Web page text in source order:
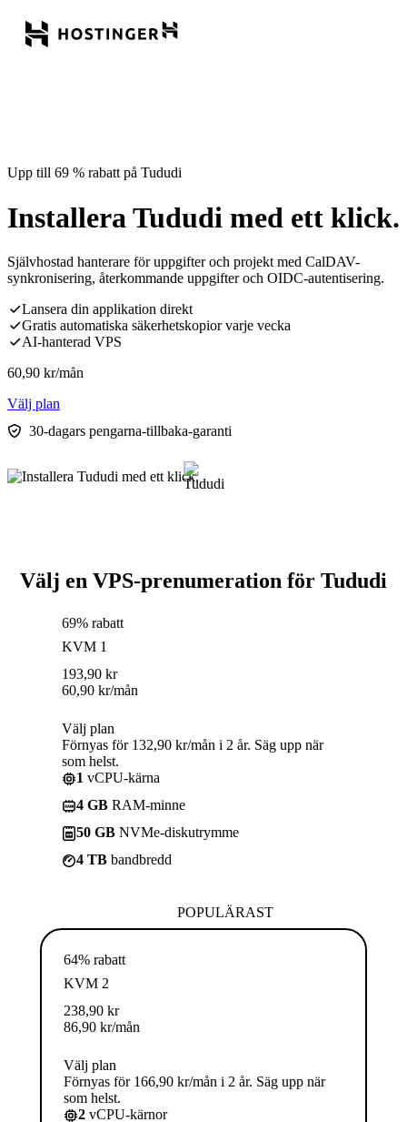
Upp till 69 % rabatt på Tududi
Installera Tududi med ett klick.
Självhostad hanterare för uppgifter och projekt med CalDAV-
synkronisering, återkommande uppgifter och OIDC-autentisering.
Lansera din applikation direkt
Gratis automatiska säkerhetskopior varje vecka
AI-hanterad VPS
60,90 kr/mån
Välj plan
30-dagars pengarna-tillbaka-garanti
Välj en VPS-prenumeration för Tududi
69% rabatt
KVM 1
193,90 kr
60,90 kr/mån
Välj plan
Förnyas för 132,90 kr/mån i 2 år. Säg upp när
som helst.
1 vCPU-kärna
4 GB RAM-minne
50 GB NVMe-diskutrymme
4 TB bandbredd
POPULÄRAST
64% rabatt
KVM 2
238,90 kr
86,90 kr/mån
Välj plan
Förnyas för 166,90 kr/mån i 2 år. Säg upp när
som helst.
2 vCPU-kärnor